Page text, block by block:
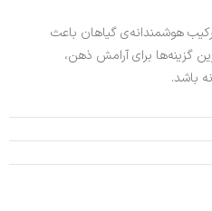
هوشمندانه‌ی گیاهان باعث
گزینه‌ها برای آرامش ذهن،
باشد.